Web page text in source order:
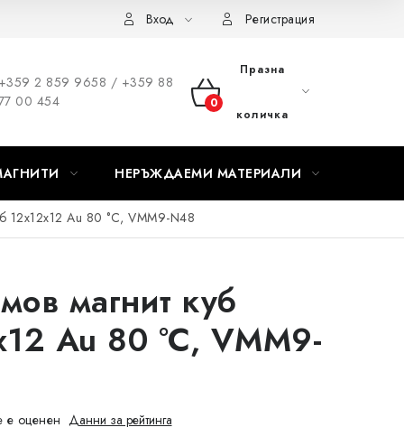
Вход Регистрация
2 859 9658 / +359 88
00 454
КОЛИЧКА
ПАЗАРУВАНЕ
Празна
количка
НЕРЪЖДАЕМИ МАТЕРИАЛИ
12x12x12 Au 80 °C, VMM9-N48
магнит куб
Au 80 °C, VMM9-
е оценен Данни за рейтинга